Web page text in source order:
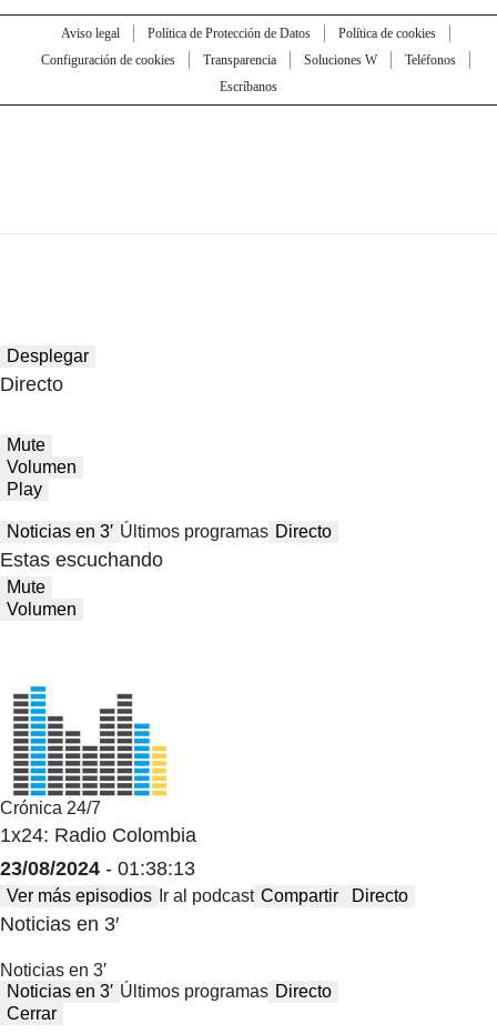
Aviso legal Política de Protección de Datos
Política de cookies
Configuración de cookies
Transparencia Soluciones W
Teléfonos
Escríbanos
Desplegar
Directo
Mute
Volumen
Play
Noticias en 3′ Últimos programas Directo
Estas escuchando
Mute
Volumen
Crónica 24/7
1x24: Radio Colombia
23/08/2024 - 01:38:13
Ver más episodios Ir al podcast Compartir Directo
Noticias en 3′
Noticias en 3′
Noticias en 3′ Últimos programas Directo
Cerrar